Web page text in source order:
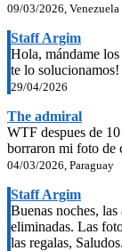
09/03/2026, Venezuela
Staff Argim
Hola, mándame
te lo solucionamos!
29/04/2026
The admiral
WTF despues de
borraron mi foto de
04/03/2026, Paraguay
Staff Argim
Buenas noches,
eliminadas. Las
las regalas, Saludos.